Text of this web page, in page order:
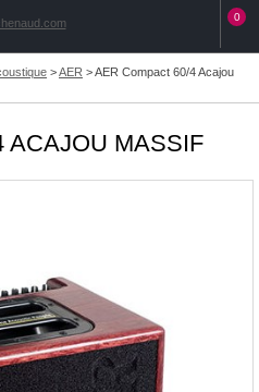
0
>AER >AER Compact 60/4 Acajou
ACAJOU MASSIF